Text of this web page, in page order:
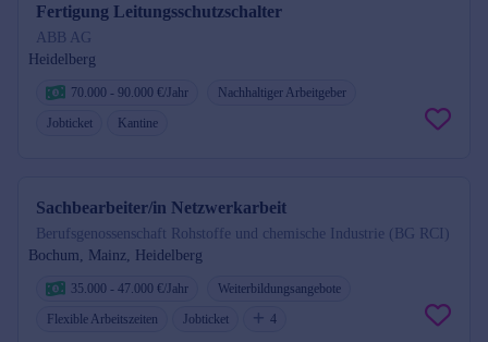
Fertigung Leitungsschutzschalter
ABB AG
Heidelberg
70.000 - 90.000 €/Jahr
Nachhaltiger Arbeitgeber
Jobticket
Kantine
Sachbearbeiter/in Netzwerkarbeit
Berufsgenossenschaft Rohstoffe und chemische Industrie (BG RCI)
Bochum, Mainz, Heidelberg
35.000 - 47.000 €/Jahr
Weiterbildungsangebote
Flexible Arbeitszeiten
Jobticket 4